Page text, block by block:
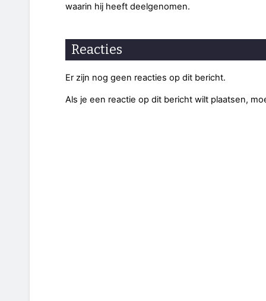
waarin hij heeft deelgenomen.
Reacties
Er zijn nog geen reacties op dit bericht.
Als je een reactie op dit bericht wilt plaatsen,